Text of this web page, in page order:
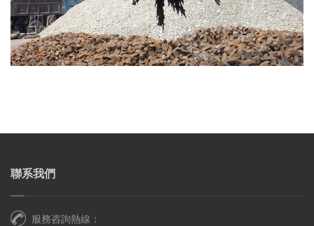
聯系我們
服務咨詢熱線：